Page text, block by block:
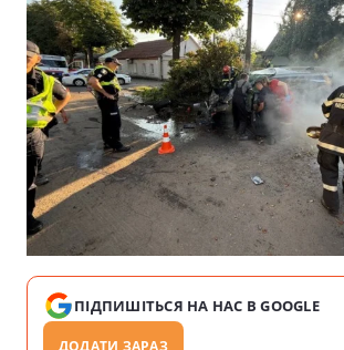
ПІДПИШІТЬСЯ НА НАС В GOOGLE
ДОДАТИ ЗАРАЗ